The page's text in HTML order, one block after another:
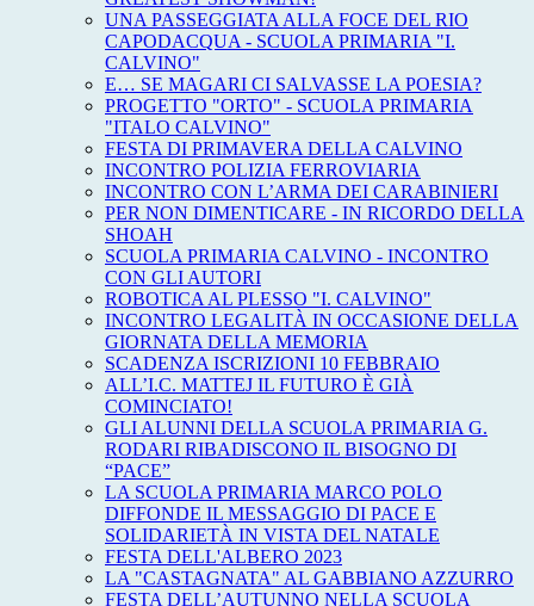
UNA PASSEGGIATA ALLA FOCE DEL RIO
CAPODACQUA - SCUOLA PRIMARIA "I.
CALVINO"
E… SE MAGARI CI SALVASSE LA POESIA?
PROGETTO "ORTO" - SCUOLA PRIMARIA
"ITALO CALVINO"
FESTA DI PRIMAVERA DELLA CALVINO
INCONTRO POLIZIA FERROVIARIA
INCONTRO CON L’ARMA DEI CARABINIERI
PER NON DIMENTICARE - IN RICORDO DELLA
SHOAH
SCUOLA PRIMARIA CALVINO - INCONTRO
CON GLI AUTORI
ROBOTICA AL PLESSO "I. CALVINO"
INCONTRO LEGALITÀ IN OCCASIONE DELLA
GIORNATA DELLA MEMORIA
SCADENZA ISCRIZIONI 10 FEBBRAIO
ALL’I.C. MATTEJ IL FUTURO È GIÀ
COMINCIATO!
GLI ALUNNI DELLA SCUOLA PRIMARIA G.
RODARI RIBADISCONO IL BISOGNO DI
“PACE”
LA SCUOLA PRIMARIA MARCO POLO
DIFFONDE IL MESSAGGIO DI PACE E
SOLIDARIETÀ IN VISTA DEL NATALE
FESTA DELL'ALBERO 2023
LA "CASTAGNATA" AL GABBIANO AZZURRO
FESTA DELL’AUTUNNO NELLA SCUOLA